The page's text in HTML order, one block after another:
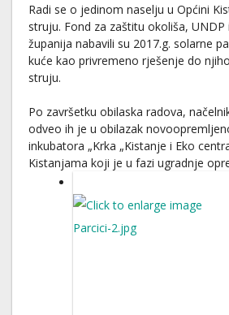
Radi se o jedinom naselju u Općini
struju. Fond za zaštitu okoliša, UNDP
županija nabavili su 2017.g. solarne
kuće kao privremeno rješenje do
struju.
Po završetku obilaska radova,
odveo ih je u obilazak
inkubatora „Krka „Kistanje i Eko
Kistanjama koji je u fazi ugradnje